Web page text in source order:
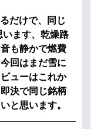
だけで、同じ
ます、乾燥路
も静かで燃費
回はまだ雪に
ューはこれか
決で同じ銘柄
と思います。